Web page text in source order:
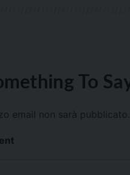
To
email non sarà pubblicato.